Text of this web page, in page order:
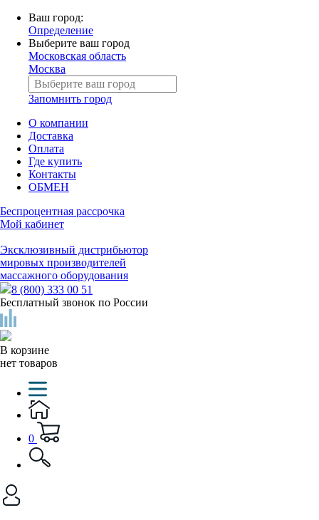
Ваш город:
Определение
Выберите ваш город
Московская область
Москва
Запомнить город
О компании
Доставка
Оплата
Где купить
Контакты
ОБМЕН
Беспроцентная рассрочка
Мой кабинет
Эксклюзивный дистрибьютор
мировых производителей
массажного оборудования
8 (800) 333 00 51
Бесплатный звонок по России
В корзине
нет товаров
0